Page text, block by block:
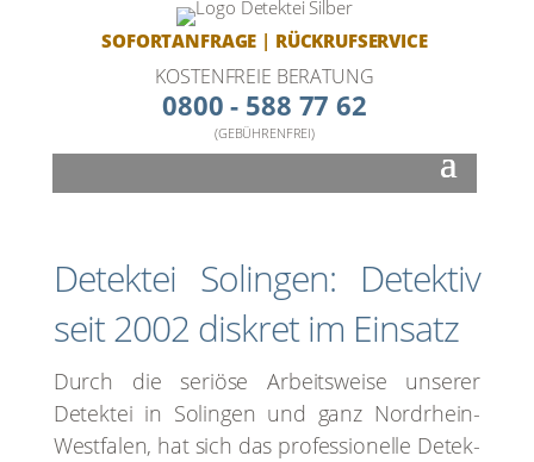
SOFORTANFRAGE | RÜCKRUFSERVICE
KOSTENFREIE BERATUNG
0800 - 588 77 62
(GEBÜHRENFREI)
Detek­tei Solin­gen: Detek­tiv
seit 2002 dis­kret im Ein­satz
Durch die seriö­se Arbeits­wei­se unse­rer
Detek­tei in Solin­gen und ganz Nord­rhein-
West­fa­len, hat sich das pro­fes­sio­nel­le Detek­